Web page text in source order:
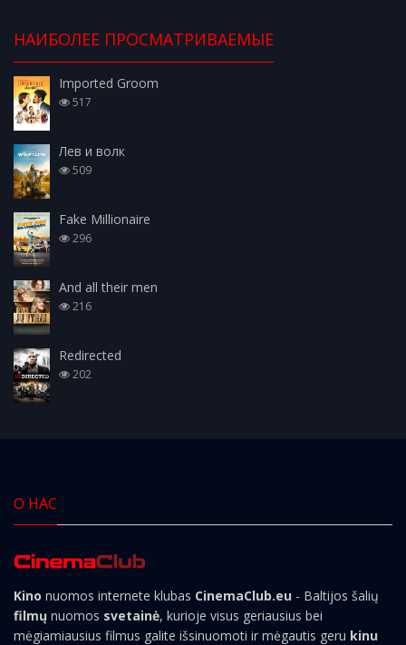
НАИБОЛЕЕ ПРОСМАТРИВАЕМЫЕ
Imported Groom
517
Лев и волк
509
Fake Millionaire
296
And all their men
216
Redirected
202
О НАС
Kino nuomos internete klubas CinemaClub.eu - Baltijos šalių
filmų nuomos svetainė, kurioje visus geriausius bei
mėgiamiausius filmus galite išsinuomoti ir mėgautis geru kinu